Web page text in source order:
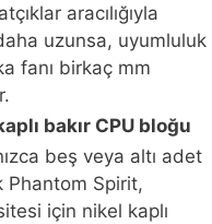
aracılığıyla
uzunsa, uyumluluk
fanı birkaç mm
bakır CPU bloğu
beş veya altı adet
Phantom Spirit,
için nikel kaplı